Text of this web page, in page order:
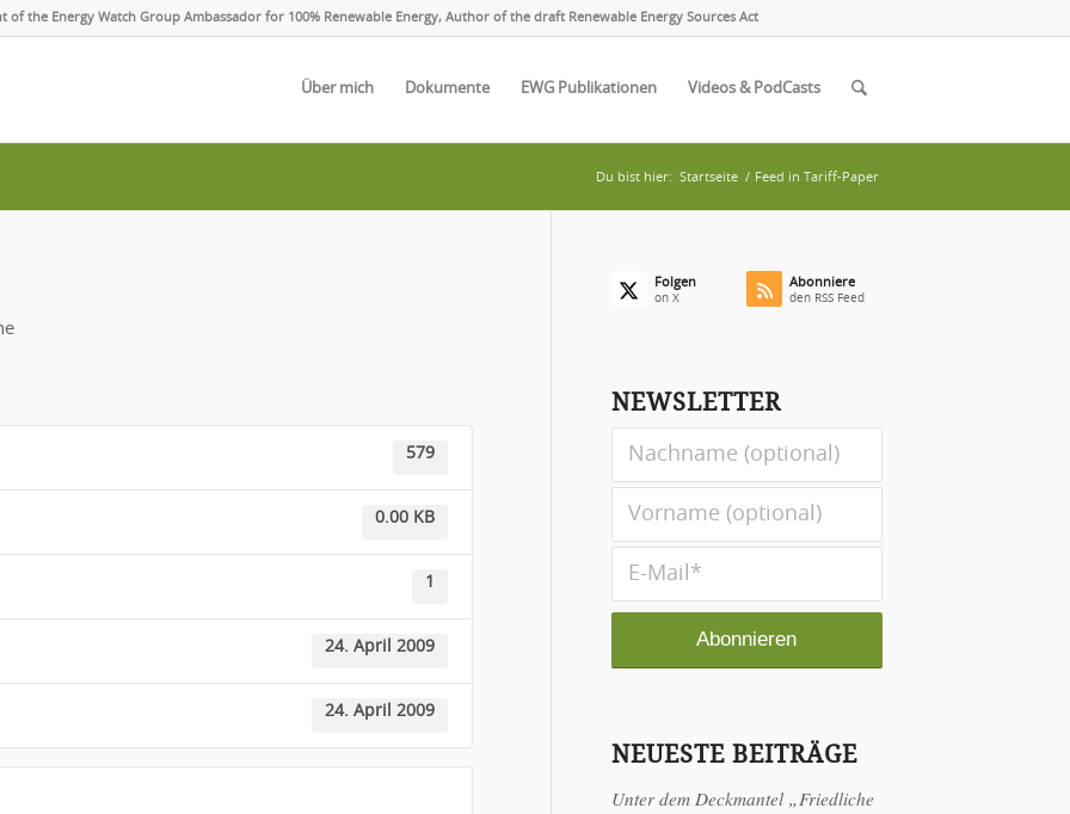
of the Energy Watch Group Ambassador for 100% Renewable Energy, Author of the draft Renewable Energy Sources Act
Über mich Dokumente EWG Publikationen Videos & PodCasts
Du bist hier: Startseite / Feed in Tariff-Paper
579
0.00 KB
1
24. April 2009
24. April 2009
Folgen
on X
Abonniere
den RSS Feed
NEWSLETTER
NEUESTE BEITRÄGE
Unter dem Deckmantel „Friedliche